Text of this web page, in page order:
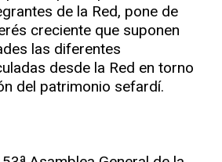
de la Red, pone de
creciente que suponen
las diferentes
desde la Red en torno
del patrimonio sefardí.